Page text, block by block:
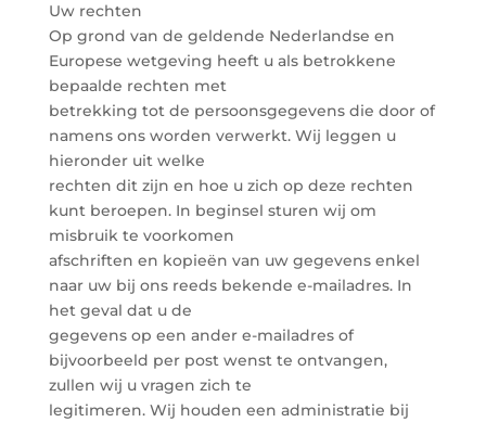
Uw rechten
Op grond van de geldende Nederlandse en
Europese wetgeving heeft u als betrokkene
bepaalde rechten met
betrekking tot de persoonsgegevens die door of
namens ons worden verwerkt. Wij leggen u
hieronder uit welke
rechten dit zijn en hoe u zich op deze rechten
kunt beroepen. In beginsel sturen wij om
misbruik te voorkomen
afschriften en kopieën van uw gegevens enkel
naar uw bij ons reeds bekende e-mailadres. In
het geval dat u de
gegevens op een ander e-mailadres of
bijvoorbeeld per post wenst te ontvangen,
zullen wij u vragen zich te
legitimeren. Wij houden een administratie bij